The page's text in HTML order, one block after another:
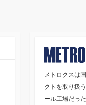
メトロクスは
クトを取り扱
ール工場だっ